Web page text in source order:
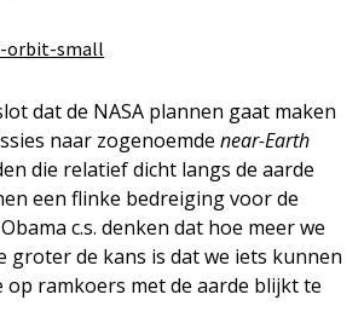
dat de NASA plannen gaat maken
naar zogenoemde near-Earth
die relatief dicht langs de aarde
een flinke bedreiging voor de
c.s. denken dat hoe meer we
groter de kans is dat we iets kunnen
op ramkoers met de aarde blijkt te